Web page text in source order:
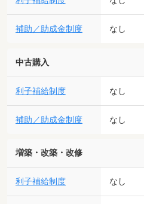
補助／助成金制度 なし
中古購入
利子補給制度 なし
補助／助成金制度 なし
増築・改築・改修
利子補給制度 なし